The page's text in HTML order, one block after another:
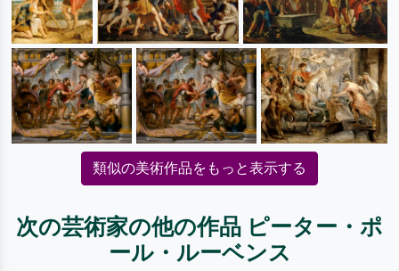
類似の美術作品をもっと表示する
次の芸術家の他の作品 ピーター・ポ
ール・ルーベンス